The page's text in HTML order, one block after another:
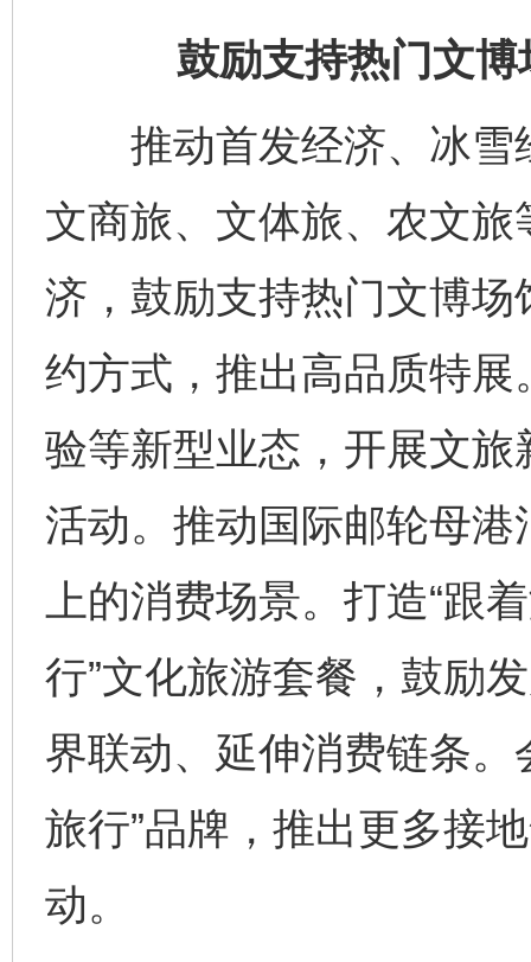
鼓励支持热门文
推动首发经济、冰雪
文商旅、文体旅、农文
济，鼓励支持热门文博
约方式，推出高品质特
验等新型业态，开展文
活动。推动国际邮轮母
上的消费场景。打造“跟
行”文化旅游套餐，鼓励
界联动、延伸消费链条。
旅行”品牌，推出更多接
动。